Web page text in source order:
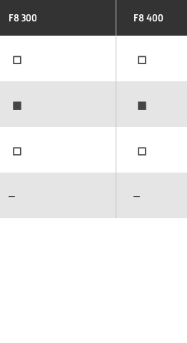
F8 300 F8 400
▫ ▫
▪ ▪
▫ ▫
– –